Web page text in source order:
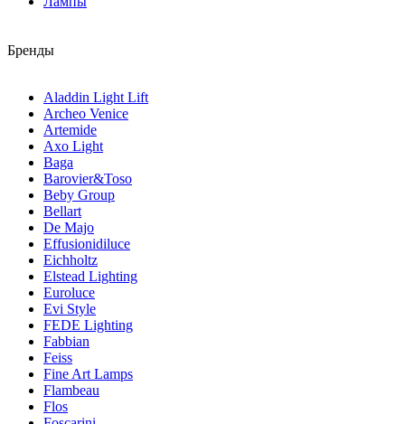
Бренды
Aladdin Light Lift
Archeo Venice
Artemide
Axo Light
Baga
Barovier&Toso
Beby Group
Bellart
De Majo
Effusionidiluce
Eichholtz
Elstead Lighting
Euroluce
Evi Style
FEDE Lighting
Fabbian
Feiss
Fine Art Lamps
Flambeau
Flos